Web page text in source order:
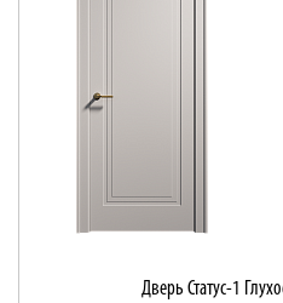
Дверь Статус-1